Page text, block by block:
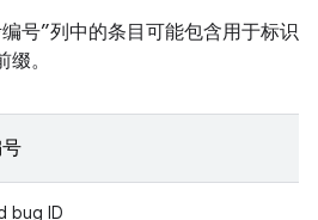
号”列中的条目可能包含用于标识
。
bug ID